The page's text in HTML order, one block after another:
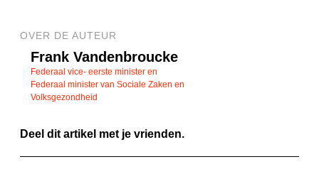
OVER DE AUTEUR
Frank Vandenbroucke
Federaal vice- eerste minister en
Federaal minister van Sociale Zaken en
Volksgezondheid
Deel dit artikel met je vrienden.